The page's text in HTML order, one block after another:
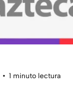
1 minuto lectura